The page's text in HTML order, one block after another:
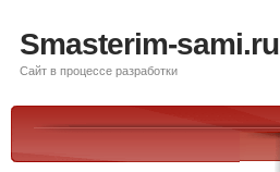
Smasterim-sami.ru
Сайт в процессе разработки